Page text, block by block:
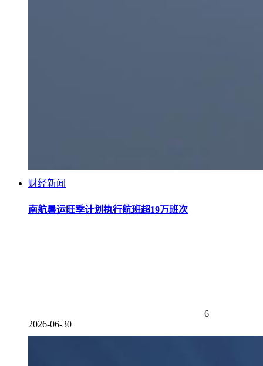
财经新闻
南航暑运旺季计划执行航班超19万班次
6
2026-06-30